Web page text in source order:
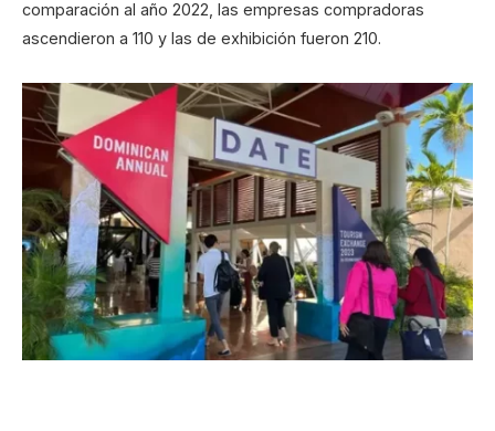
comparación al año 2022, las empresas compradoras
ascendieron a 110 y las de exhibición fueron 210.